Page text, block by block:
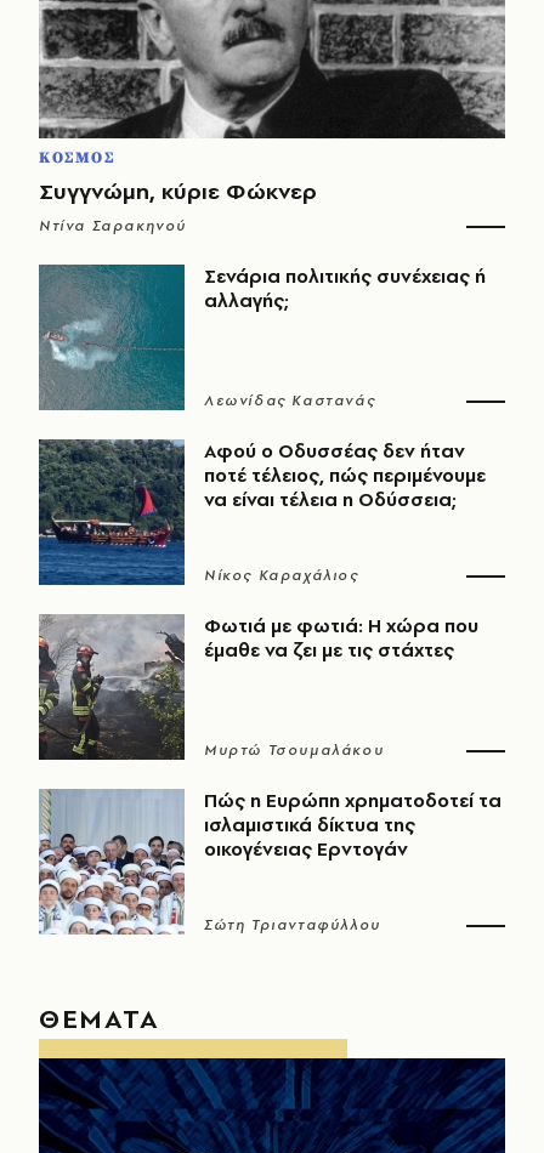
ΚΟΣΜΟΣ
Συγγνώμη, κύριε Φώκνερ
Ντίνα Σαρακηνού
Σενάρια πολιτικής συνέχειας ή
αλλαγής;
Λεωνίδας Καστανάς
Αφού ο Οδυσσέας δεν ήταν
ποτέ τέλειος, πώς περιμένουμε
να είναι τέλεια η Οδύσσεια;
Νίκος Καραχάλιος
Φωτιά με φωτιά: Η χώρα που
έμαθε να ζει με τις στάχτες
Μυρτώ Τσουμαλάκου
Πώς η Ευρώπη χρηματοδοτεί τα
ισλαμιστικά δίκτυα της
οικογένειας Ερντογάν
Σώτη Τριανταφύλλου
ΘΕΜΑΤΑ